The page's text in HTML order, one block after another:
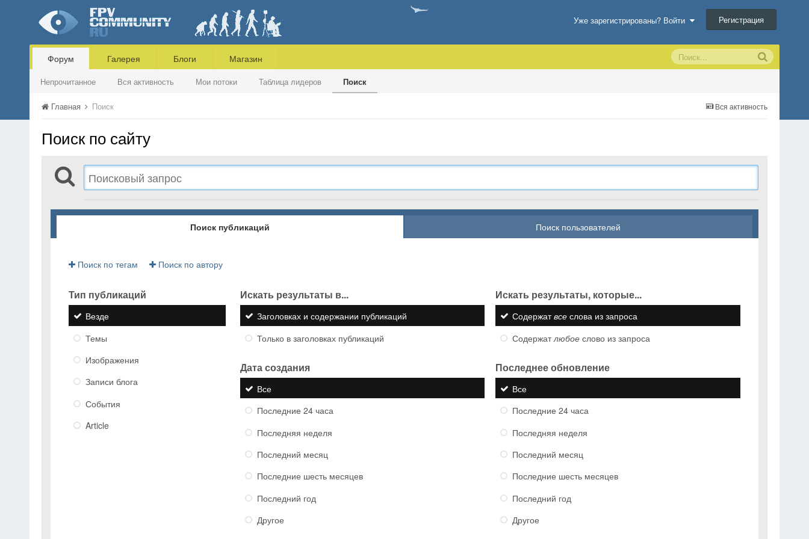
Уже зарегистрированы? Войти Регистрация
Форум
Непрочитанное Вся активность Мои потоки Таблица лидеров Поиск
Галерея Блоги Магазин
Вся активность
Главная Поиск
Поиск по сайту
Поиск публикаций Поиск пользователей
Поиск по тегам Поиск по автору
Тип публикаций
Везде
Темы
Изображения
Записи блога
События
Article
Искать результаты в...
Заголовках и содержании публикаций
Только в заголовках публикаций
Искать результаты, которые...
Содержатвсеслова из запроса
Содержатлюбоеслово из запроса
Дата создания
Все
Последние 24 часа
Последняя неделя
Последний месяц
Последние шесть месяцев
Последний год
Другое
Последнее обновление
Все
Последние 24 часа
Последняя неделя
Последний месяц
Последние шесть месяцев
Последний год
Другое